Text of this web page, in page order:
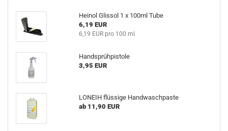
Heinol Glissol 1 x 100ml Tube
6,19 EUR
6,19 EUR pro 100 ml
Handsprühpistole
3,95 EUR
LONEIH flüssige Handwaschpaste
ab 11,90 EUR